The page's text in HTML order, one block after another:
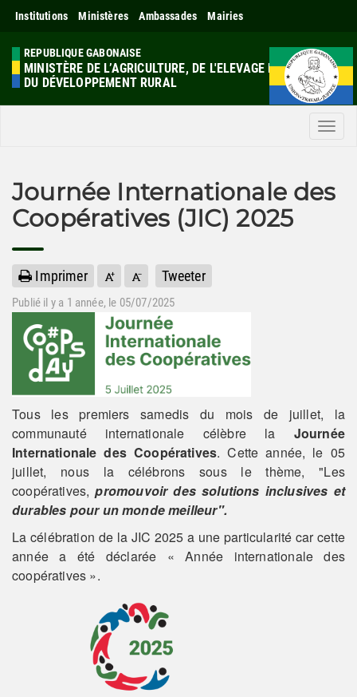
Institutions Ministères Ambassades Mairies
REPUBLIQUE GABONAISE
MINISTÈRE DE L’AGRICULTURE, DE L'ELEVAGE ET
DU DÉVELOPPEMENT RURAL
Menu
Journée Internationale des
Coopératives (JIC) 2025
Imprimer Tweeter
Publié il y a 1 année, le 05/07/2025
Tous les premiers samedis du mois de juillet, la
communauté internationale célèbre la Journée
Internationale des Coopératives. Cette année, le 05
juillet, nous la célébrons sous le thème, "Les
coopératives,promouvoir des solutions inclusives et
durables pour un monde meilleur".
La célébration de la JIC 2025 a une particularité car cette
année a été déclarée « Année internationale des
coopératives ».